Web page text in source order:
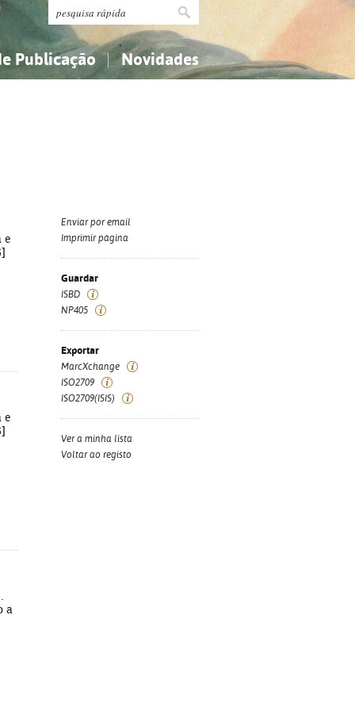
Publicação Novidades
e
e
a
Enviar por email
Imprimir página
Guardar
ISBD
NP405
Exportar
MarcXchange
ISO2709
ISO2709(ISIS)
Ver a minha lista
Voltar ao registo